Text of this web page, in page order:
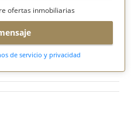
ofertas inmobiliarias
de servicio y privacidad